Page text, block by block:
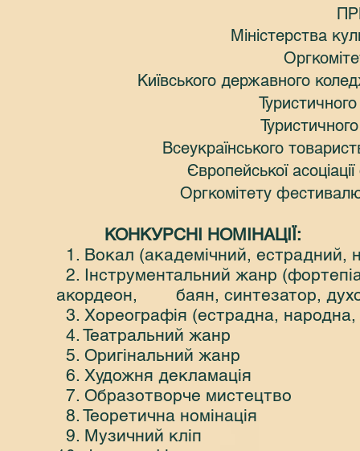
Міністерства культури
Київського державного
Всеукраїнського
Європейської
Оргкомітету
КОНКУРСНІ НОМІНАЦІЇ:
1. Вокал (академічний, естрадний,
2. Інструментальний жанр
акордеон, баян, синтезатор,
3. Хореографія (естрадна,
4. Театральний жанр
5. Оригінальний жанр
6. Художня декламація
7. Образотворче мистецтво
8. Теоретична номінація
9. Музичний кліп